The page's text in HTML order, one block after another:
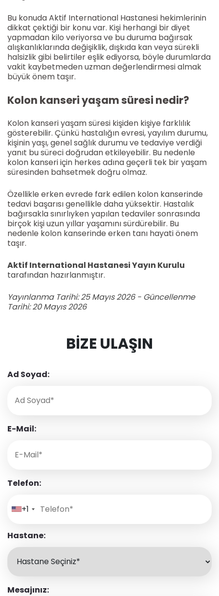
Bu konuda Aktif International Hastanesi hekimlerinin
dikkat çektiği bir konu var. Kişi herhangi bir diyet
yapmadan kilo veriyorsa ve bu duruma bağırsak
alışkanlıklarında değişiklik, dışkıda kan veya sürekli
halsizlik gibi belirtiler eşlik ediyorsa, böyle durumlarda
vakit kaybetmeden uzman değerlendirmesi almak
büyük önem taşır.
Kolon kanseri yaşam süresi nedir?
Kolon kanseri yaşam süresi kişiden kişiye farklılık
gösterebilir. Çünkü hastalığın evresi, yayılım durumu,
kişinin yaşı, genel sağlık durumu ve tedaviye verdiği
yanıt bu süreci doğrudan etkileyebilir. Bu nedenle
kolon kanseri için herkes adına geçerli tek bir yaşam
süresinden bahsetmek doğru olmaz.
Özellikle erken evrede fark edilen kolon kanserinde
tedavi başarısı genellikle daha yüksektir. Hastalık
bağırsakla sınırlıyken yapılan tedaviler sonrasında
birçok kişi uzun yıllar yaşamını sürdürebilir. Bu
nedenle kolon kanserinde erken tanı hayati önem
taşır.
Aktif International Hastanesi Yayın Kurulu
tarafından hazırlanmıştır.
Yayınlanma Tarihi: 25 Mayıs 2026 - Güncellenme
Tarihi: 20 Mayıs 2026
BIZE ULAŞIN
Ad Soyad:
E-Mail:
Telefon:
+1
Hastane:
Mesajınız: